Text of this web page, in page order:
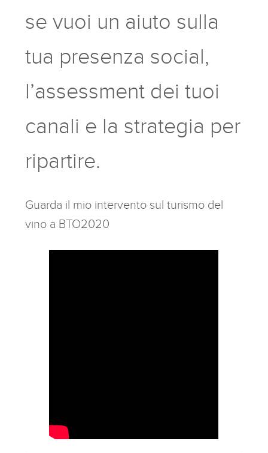
se vuoi un aiuto sulla
tua presenza social,
l’assessment dei tuoi
canali e la strategia per
ripartire.
Guarda il mio intervento sul turismo del
vino a BTO2020